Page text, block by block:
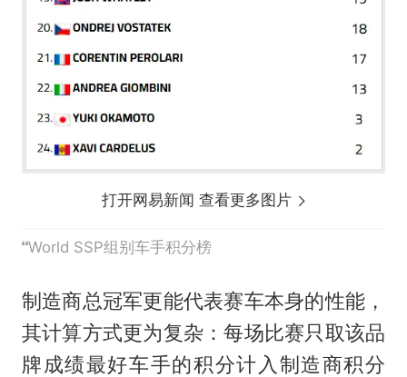
打开网易新闻 查看更多图片
World SSP组别车手积分榜
制造商总冠军更能代表赛车本身的性能，
其计算方式更为复杂：每场比赛只取该品
牌成绩最好车手的积分计入制造商积分